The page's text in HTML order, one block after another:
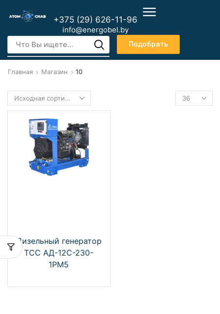
+375 (29) 626-11-96
info@energobel.by
Подобрать
Главная Магазин 10
Дизельный генератор
ТСС АД-12С-230-
1РМ5